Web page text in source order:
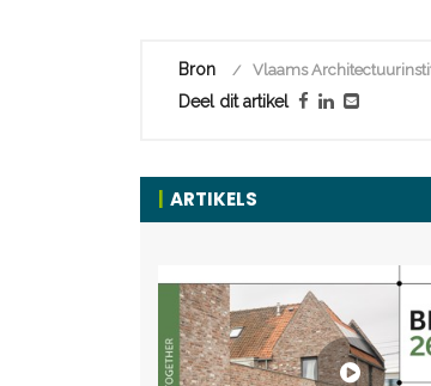
Bron Vlaams
Deel dit artikel
ARTIKELS